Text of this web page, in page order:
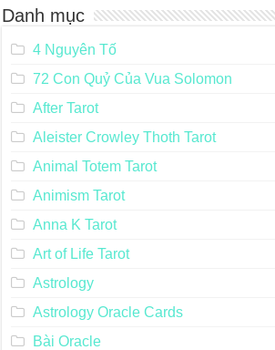
Danh mục
4 Nguyên Tố
72 Con Quỷ Của Vua Solomon
After Tarot
Aleister Crowley Thoth Tarot
Animal Totem Tarot
Animism Tarot
Anna K Tarot
Art of Life Tarot
Astrology
Astrology Oracle Cards
Bài Oracle